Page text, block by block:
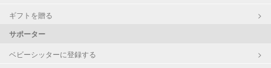
ギフトを贈る
サポーター
ベビーシッターに登録する